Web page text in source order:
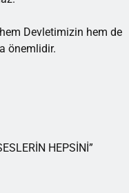
Devletimizin hem de
önemlidir.
HEPSİNİ”